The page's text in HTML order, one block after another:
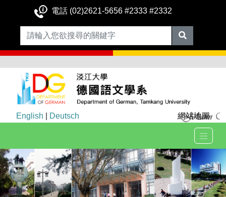
電話 (02)2621-5656 #2333 #2332
English Deutsch 網站地圖